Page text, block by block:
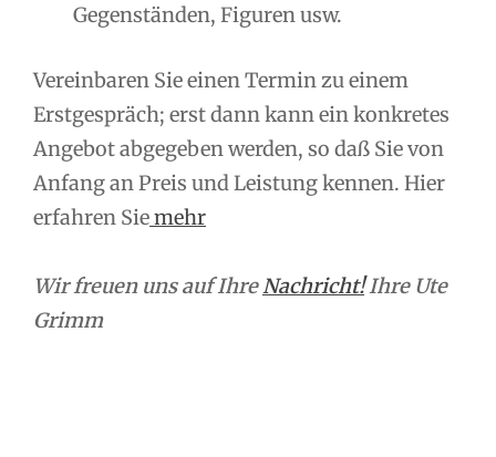
Gegenständen, Figuren usw.
Vereinbaren Sie einen Termin zu einem
Erstgespräch; erst dann kann ein konkretes
Angebot abgegeben werden, so daß Sie von
Anfang an Preis und Leistung kennen. Hier
erfahren Siemehr
Wir freuen uns auf IhreNachricht!Ihre Ute
Grimm